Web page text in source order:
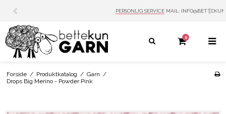
MAIL: INFO@BETTEKUN.DK
0
Forside / Produktkatalog / Garn /
Drops Big Merino - Powder Pink